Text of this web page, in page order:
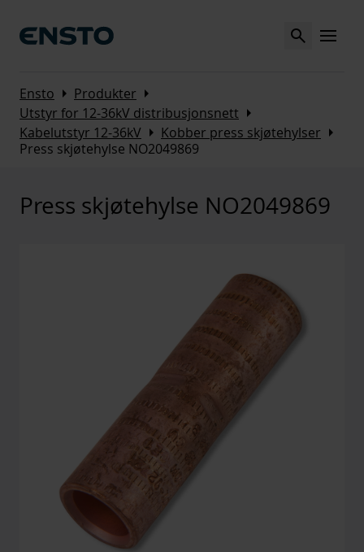
Search MENU
Ensto Arrow_right Produkter Arrow_right
Utstyr for 12-36kV distribusjonsnett Arrow_right
Kabelutstyr 12-36kV Arrow_right Kobber press skjøtehylser Arrow_right
Press skjøtehylse NO2049869
Press skjøtehylse NO2049869